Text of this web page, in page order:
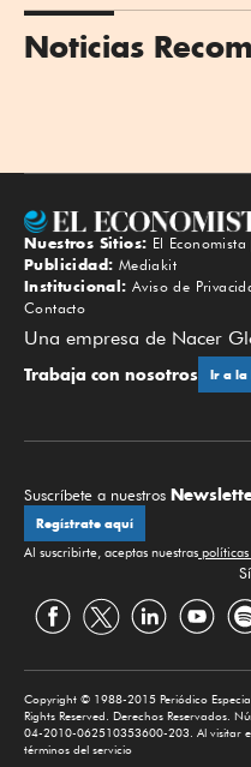
Noticias
Nuestros Sitios: El Economista
Publicidad: Mediakit
Institucional: Aviso de
Contacto
Una empresa de Nacer
Trabaja con nosotros Ir a
Suscríbete a nuestros
Regístrate aquí
Al suscribirte, aceptas nuestras
Copyright © 1988-2015 Periódico
Rights Reserved. Derechos Reservados.
04-2010-062510353600-203. Al visitar
términos del servicio